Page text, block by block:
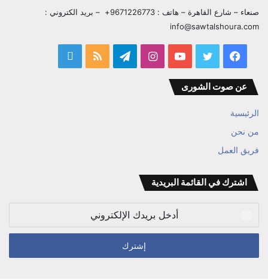
صنعاء – شارع القاهرة – هاتف : 9671226773+ – بريد الكتروني :
info@sawtalshoura.com
فيسبوك تويتر يوتيوب انستقرامتيلقرام ملخص
عن صوت الشورى
الرئيسية
من نحن
فريق العمل
اشترك في القائمة البريدية
الإلكتروني